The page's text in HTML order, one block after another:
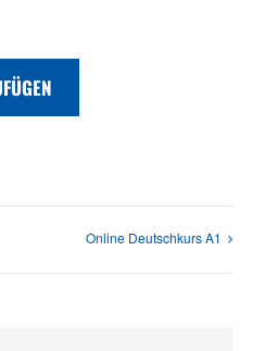
Online Deutschkurs A1